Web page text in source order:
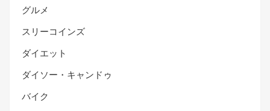
グルメ
スリーコインズ
ダイエット
ダイソー・キャンドゥ
バイク